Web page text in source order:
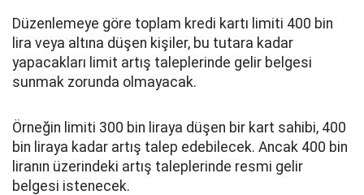
Düzenlemeye göre toplam kredi kartı limiti 400 bin
lira veya altına düşen kişiler, bu tutara kadar
yapacakları limit artış taleplerinde gelir belgesi
sunmak zorunda olmayacak.
Örneğin limiti 300 bin liraya düşen bir kart sahibi, 400
bin liraya kadar artış talep edebilecek. Ancak 400 bin
liranın üzerindeki artış taleplerinde resmi gelir
belgesi istenecek.